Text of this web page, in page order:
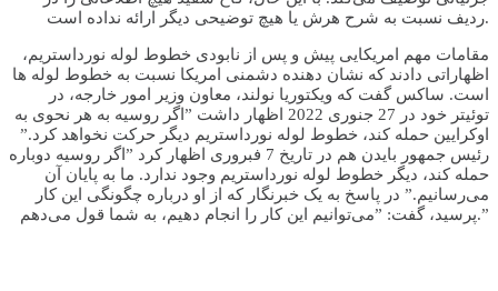
ردیف نسبت به شرح هرش یا هیچ توضیحی دیگر ارائه نداده است.
مقامات مهم امریکایی پیش و پس از نابودی خطوط لوله نورداستریم،
اظهاراتی دادند که نشان دهنده دشمنی امریکا نسبت به خطوط لوله ها
است. ساکس گفت که ویکتوریا نولند، معاون وزیر امور خارجه، در
توئیتر خود در 27 جنوری 2022 اظهار داشت ”اگر روسیه به هر نحوی به
اوکرایین حمله کند، خطوط لوله نورداستریم دیگر حرکت نخواهد کرد.”
رئیس جمهور بایدن هم در تاریخ 7 فبروری اظهار کرد ”اگر روسیه دوباره
حمله کند، دیگر خطوط لوله نورداستریم وجود ندارد. ما به پایان آن
می‌رسانیم.” در پاسخ به یک خبرنگار که از او درباره چگونگی این کار
پرسید، گفت: ”می‌توانیم این کار را انجام دهیم، به شما قول می‌دهم.”